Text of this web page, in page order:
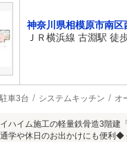
神奈川県相模原市南区
ＪＲ横浜線 古淵駅 徒
駐車3台 システムキッチン オ
ハイム施工の軽量鉄骨造3階
学や休日のお出かけにも便利◆